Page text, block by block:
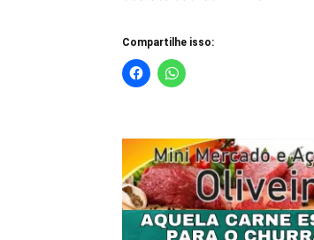
Compartilhe isso: